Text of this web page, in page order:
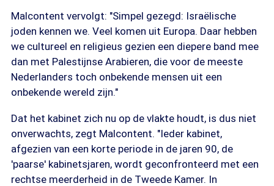
Malcontent vervolgt: "Simpel gezegd: Israëlische
joden kennen we. Veel komen uit Europa. Daar hebben
we cultureel en religieus gezien een diepere band mee
dan met Palestijnse Arabieren, die voor de meeste
Nederlanders toch onbekende mensen uit een
onbekende wereld zijn."
Dat het kabinet zich nu op de vlakte houdt, is dus niet
onverwachts, zegt Malcontent. "Ieder kabinet,
afgezien van een korte periode in de jaren 90, de
'paarse' kabinetsjaren, wordt geconfronteerd met een
rechtse meerderheid in de Tweede Kamer. In